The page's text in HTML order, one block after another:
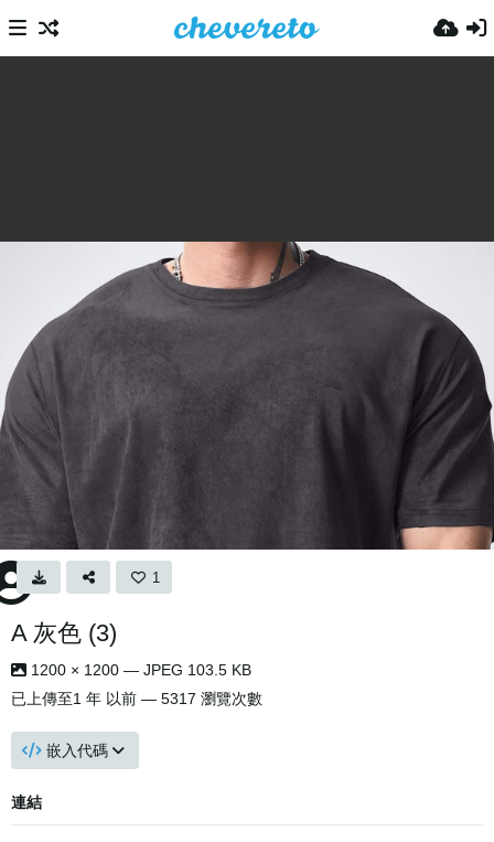
1
A 灰色 (3)
1200 × 1200 — JPEG 103.5 KB
已上傳至1 年 以前 — 5317 瀏覽次數
嵌入代碼
連結